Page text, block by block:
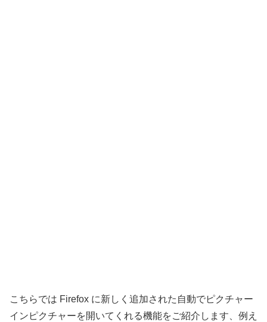
こちらでは Firefox に新しく追加された自動でピクチャー
インピクチャーを開いてくれる機能をご紹介します、例え